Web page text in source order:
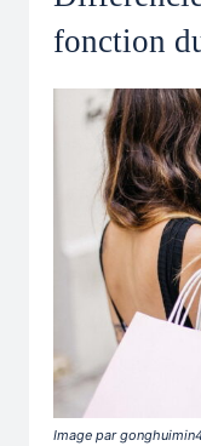
fonction
Image par